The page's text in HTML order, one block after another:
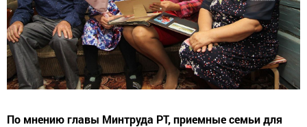
По мнению главы Минтруда РТ, приемные семьи для